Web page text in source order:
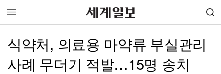
식약처, 의료용 마약류 부실관리
사례 무더기 적발…15명 송치